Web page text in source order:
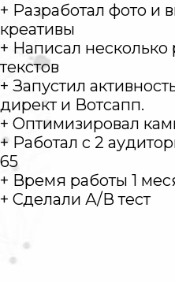
+ Разработал фото и
креативы
+ Написал несколько
текстов
+ Запустил
директ и Вотсапп.
+ Оптимизировал
+ Работал с 2
65
+ Время работы 1
+ Сделали А/В тест